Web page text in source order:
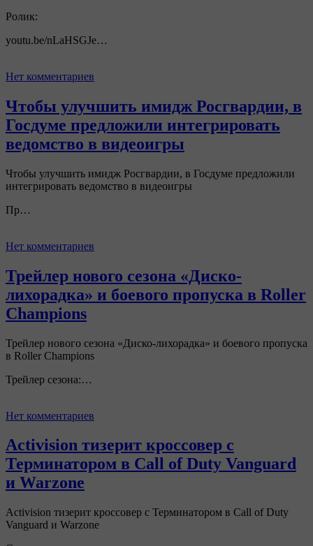
Ролик:
youtu.be/nLaHSGJe…
Нет комментариев
Чтобы улучшить имидж Росгвардии, в
Госдуме предложили интегрировать
ведомство в видеоигры
Чтобы улучшить имидж Росгвардии, в Госдуме предложили
интегрировать ведомство в видеоигры
Пр…
Нет комментариев
Трейлер нового сезона «Диско-
лихорадка» и боевого пропуска в Roller
Champions
Трейлер нового сезона «Диско-лихорадка» и боевого пропуска
в Roller Champions
Трейлер сезона:…
Нет комментариев
Activision тизерит кроссовер с
Терминатором в Call of Duty Vanguard
и Warzone
Activision тизерит кроссовер с Терминатором в Call of Duty
Vanguard и Warzone